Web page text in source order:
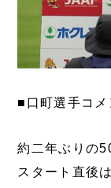
■口町選手コメ
約二年ぶりの
スタート直後